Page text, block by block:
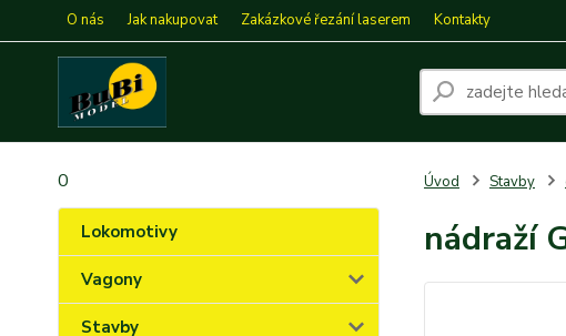
O nás Jak nakupovat Zakázkové řezání laserem Kontakty
0
Lokomotivy
Vagony
Stavby
Úvod Stavby
nádraží